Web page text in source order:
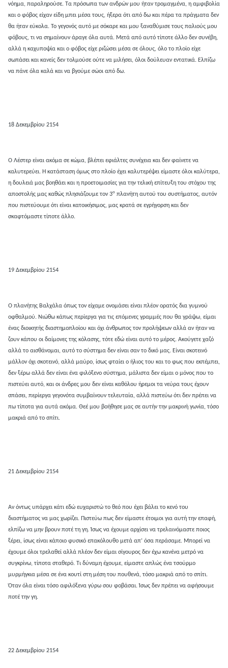
νόημα, παραληρούσε. Τα πρόσωπα των ανδρών μου ήταν τρομαγμένα, η αμφιβολία
και ο φόβος είχαν είδη μπει μέσα τους, ήξερα ότι από δω και πέρα τα πράγματα δεν
θα ήταν εύκολα. Το γεγονός αυτό με σόκαρε και μου ξαναθύμισε τους παλιούς μου
φόβους, τι να σημαίνουν άραγε όλα αυτά. Μετά από αυτό τίποτε άλλο δεν συνέβη,
αλλά η καχυποψία και ο φόβος είχε ριζώσει μέσα σε όλους, όλο το πλοίο είχε
σωπάσει και κανείς δεν τολμούσε ούτε να μιλήσει, όλοι δούλευαν εντατικά. Ελπίζω
να πάνε όλα καλά και να βγούμε σώοι από δω.
18 Δεκεμβρίου 2154
Ο Λέστερ είναι ακόμα σε κώμα, βλέπει εφιάλτες συνέχεια και δεν φαίνετε να
καλυτερεύει. Η κατάσταση όμως στο πλοίο έχει καλυτερέψει είμαστε όλοι καλύτερα,
η δουλειά μας βοηθάει και η προετοιμασίες για την τελική επίτευξη του στόχου της
αποστολής μας καθώς πλησιάζουμε τον 3ο πλανήτη αυτού του συστήματος, αυτόν
που πιστεύουμε ότι είναι κατοικήσιμος, μας κρατά σε εγρήγορση και δεν
σκαφτόμαστε τίποτε άλλο.
19 Δεκεμβρίου 2154
Ο πλανήτης Βαλχάλα όπως τον είχαμε ονομάσει είναι πλέον ορατός δια γυμνού
οφθαλμού. Νιώθω κάπως περίεργα για τις επόμενες γραμμές που θα γράψω, είμαι
ένας διοικητής διαστημοπλοίου και όχι άνθρωπος τον προλήψεων αλλά αν ήταν να
ζουν κάπου οι δαίμονες της κόλασης, τότε εδώ είναι αυτό το μέρος. Ακούγετε χαζό
αλλά το αισθάνομαι, αυτό το σύστημα δεν είναι σαν το δικό μας. Είναι σκοτεινό
μάλλον όχι σκοτεινό, αλλά μαύρο, ίσως φταίει ο ήλιος του και το φως που εκπέμπει,
δεν ξέρω αλλά δεν είναι ένα φιλόξενο σύστημα, μάλιστα δεν είμαι ο μόνος που το
πιστεύει αυτό, και οι άνδρες μου δεν είναι καθόλου ήρεμοι τα νεύρα τους έχουν
σπάσει, περίεργα γεγονότα συμβαίνουν τελευταία, αλλά πιστεύω ότι δεν πρέπει να
πω τίποτα για αυτά ακόμα. Θεέ μου βοήθησε μας σε αυτήν την μακρινή γωνία, τόσο
μακριά από το σπίτι.
21 Δεκεμβρίου 2154
Αν όντως υπάρχει κάτι εδώ ευχαριστώ το θεό που έχει βάλει το κενό του
διαστήματος να μας χωρίζει. Πιστεύω πως δεν είμαστε έτοιμοι για αυτή την επαφή,
ελπίζω να μην βρουν ποτέ τη γη. Ίσως να έχουμε αρχίσει να τρελαινόμαστε ποιος
ξέρει, ίσως είναι κάποιο φυσικό επακόλουθο μετά απ’ όσα περάσαμε. Μπορεί να
έχουμε όλοι τρελαθεί αλλά πλέον δεν είμαι σίγουρος δεν έχω κανένα μετρό να
συγκρίνω, τίποτα σταθερό. Τι δύναμη έχουμε, είμαστε απλώς ένα τσούρμο
μυρμήγκια μέσα σε ένα κουτί στη μέση του πουθενά, τόσο μακριά από το σπίτι.
Όταν όλα είναι τόσο αφιλόξενα γύρω σου φοβάσαι. Ίσως δεν πρέπει να αφήσουμε
ποτέ την γη.
22 Δεκεμβρίου 2154